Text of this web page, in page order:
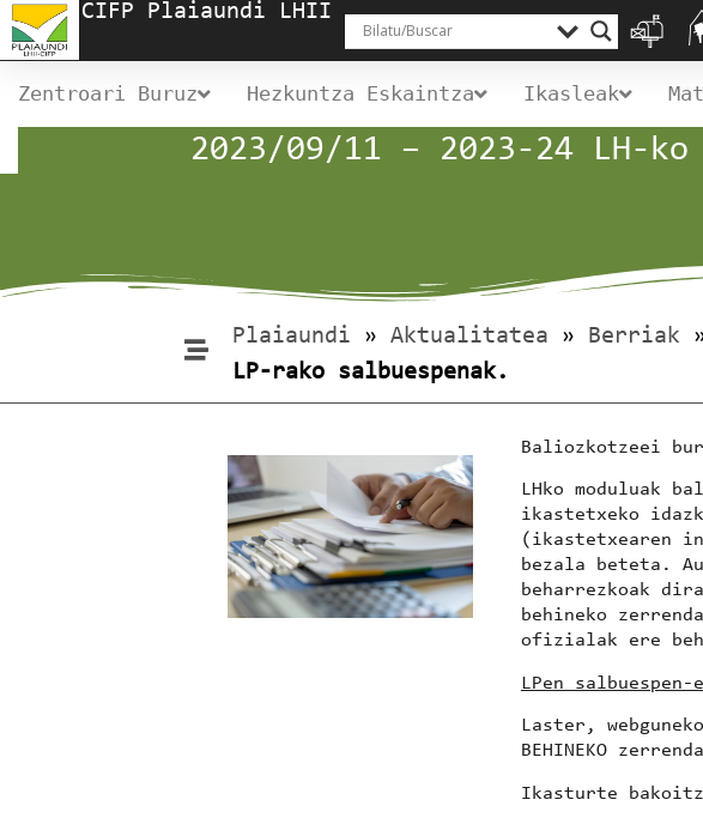
CIFP Plaiaundi LHII
Zentroari Buruz Hezkuntza Eskaintza Ikasleak
2023/09/11 – 2023-24 LH-
Plaiaundi »Aktualitatea » Berriak
LP-rako salbuespenak.
Baliozkotzeei
LHko moduluak
ikastetxeko
(ikastetxearen
bezala beteta.
beharrezkoak
behineko
ofizialak ere
LPen salbuespen-
Laster,
BEHINEKO
Ikasturte